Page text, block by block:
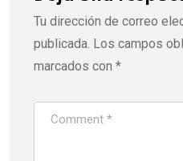
Tu dirección de correo
publicada. Los campos
marcados con *